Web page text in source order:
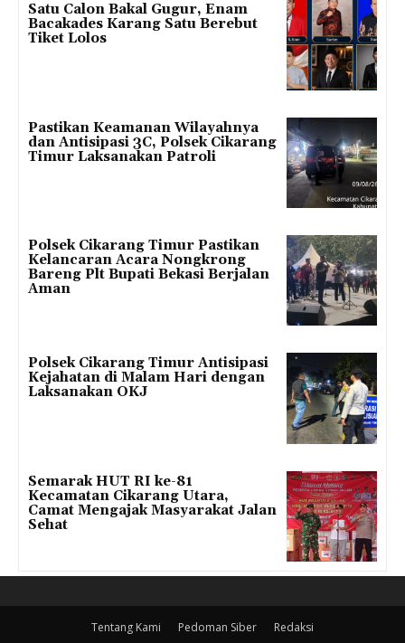
Satu Calon Bakal Gugur, Enam
Bacakades Karang Satu Berebut
Tiket Lolos
Pastikan Keamanan Wilayahnya
dan Antisipasi 3C, Polsek Cikarang
Timur Laksanakan Patroli
Polsek Cikarang Timur Pastikan
Kelancaran Acara Nongkrong
Bareng Plt Bupati Bekasi Berjalan
Aman
Polsek Cikarang Timur Antisipasi
Kejahatan di Malam Hari dengan
Laksanakan OKJ
Semarak HUT RI ke-81
Kecamatan Cikarang Utara,
Camat Mengajak Masyarakat Jalan
Sehat
Tentang Kami Pedoman Siber Redaksi